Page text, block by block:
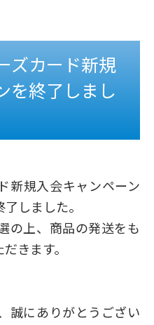
ズカード新規
を終了しまし
新規入会キャンペーン
しました。
の上、商品の発送をも
きます。
誠にありがとうござい